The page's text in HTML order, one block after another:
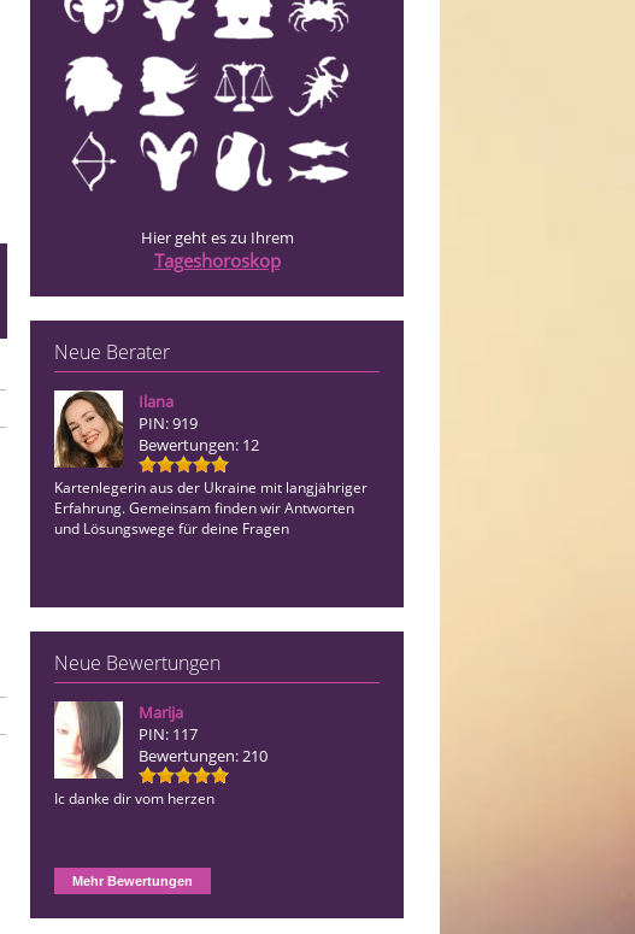
Hier geht es zu Ihrem
Tageshoroskop
Neue Berater
Ilana
PIN: 919
Bewertungen: 12
Kartenlegerin aus der Ukraine mit langjähriger
Erfahrung. Gemeinsam finden wir Antworten
und Lösungswege für deine Fragen
Neue Bewertungen
Marija
PIN: 117
Bewertungen: 210
Ic danke dir vom herzen
Mehr Bewertungen